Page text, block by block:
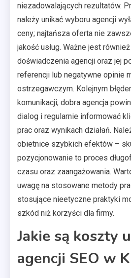
niezadowalających rezultatów.
należy unikać wyboru agencji
ceny; najtańsza oferta nie
jakość usług. Ważne jest
doświadczenia agencji oraz jej
referencji lub negatywne opinie
ostrzegawczym. Kolejnym
komunikacji; dobra agencja
dialog i regularnie informować
prac oraz wynikach działań.
obietnice szybkich efektów –
pozycjonowanie to proces
czasu oraz zaangażowania.
uwagę na stosowane metody
stosujące nieetyczne praktyki
szkód niż korzyści dla firmy.
Jakie są koszty
agencji SEO w